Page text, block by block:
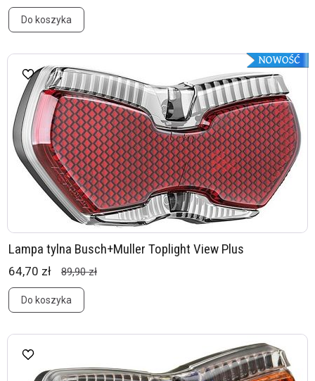
Do koszyka
Lampa tylna Busch+Muller Toplight View Plus
64,70 zł 89,90 zł
Do koszyka